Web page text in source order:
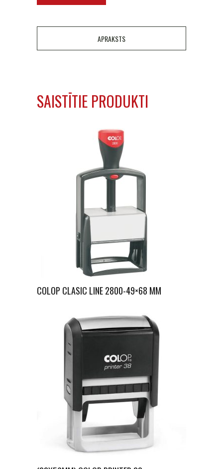
APRAKSTS
SAISTĪTIE PRODUKTI
COLOP CLASIC LINE 2800-49×68 MM